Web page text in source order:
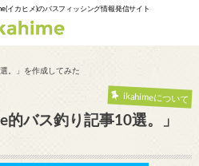
イカヒメ)のバスフィッシング情報発信サイト
。」を作成してみた
ikahimeについて
的バス釣り記事10選。」